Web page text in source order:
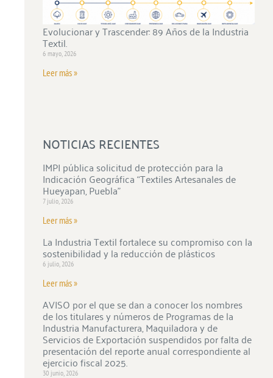
Evolucionar y Trascender: 89 Años de la Industria
Textil.
6 mayo, 2026
Leer más »
NOTICIAS RECIENTES
IMPI pública solicitud de protección para la
Indicación Geográfica “Textiles Artesanales de
Hueyapan, Puebla”
7 julio, 2026
Leer más »
La Industria Textil fortalece su compromiso con la
sostenibilidad y la reducción de plásticos
6 julio, 2026
Leer más »
AVISO por el que se dan a conocer los nombres
de los titulares y números de Programas de la
Industria Manufacturera, Maquiladora y de
Servicios de Exportación suspendidos por falta de
presentación del reporte anual correspondiente al
ejercicio fiscal 2025.
30 junio, 2026